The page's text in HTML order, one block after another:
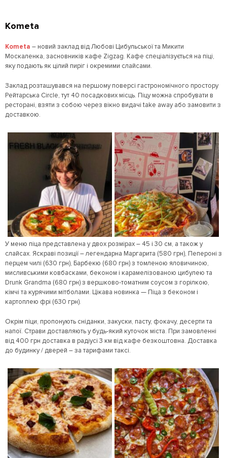
Kometa
Kometa – новий заклад від Любові Цибульської та Микити
Москаленка, засновників кафе Zigzag. Кафе спеціалізується на піці,
яку подають як цілий пиріг і окремими слайсами.
Заклад розташувався на першому поверсі гастрономічного простору
Рейтарська Circle, тут 40 посадкових місць. Піцу можна спробувати в
ресторані, взяти з собою через вікно видачі take away або замовити з
доставкою.
У меню піца представлена у двох розмірах – 45 і 30 см, а також у
слайсах. Яскраві позиції – легендарна Маргарита (580 грн), Пепероні з
перцем чилі (630 грн), Барбекю (680 грн) з томленою яловичиною,
мисливськими ковбасками, беконом і карамелізованою цибулею та
Drunk Grandma (680 грн) з вершково-томатним соусом з горілкою,
кімчі та курячими мітболами. Цікава новинка — Піца з беконом і
картоплею фрі (630 грн).
Окрім піци, пропонують сніданки, закуски, пасту, фокачу, десерти та
напої. Страви доставляють у будь-який куточок міста. При замовленні
від 400 грн доставка в радіусі 3 км від кафе безкоштовна. Доставка
до будинку / дверей – за тарифами таксі.